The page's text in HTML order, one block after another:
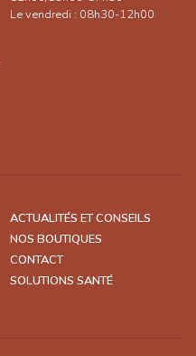
Le vendredi : 08h30-12h00
ACTUALITÉS ET CONSEILS
NOS BOUTIQUES
CONTACT
SOLUTIONS SANTÉ